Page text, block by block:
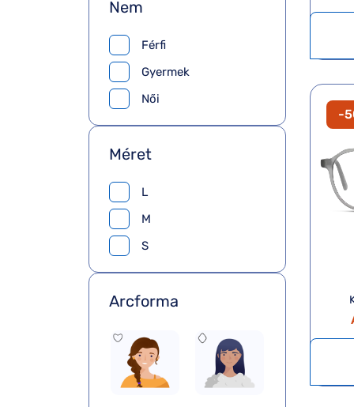
Méret
L
M
S
Nem
Férfi
Gyermek
Női
Arcforma
-